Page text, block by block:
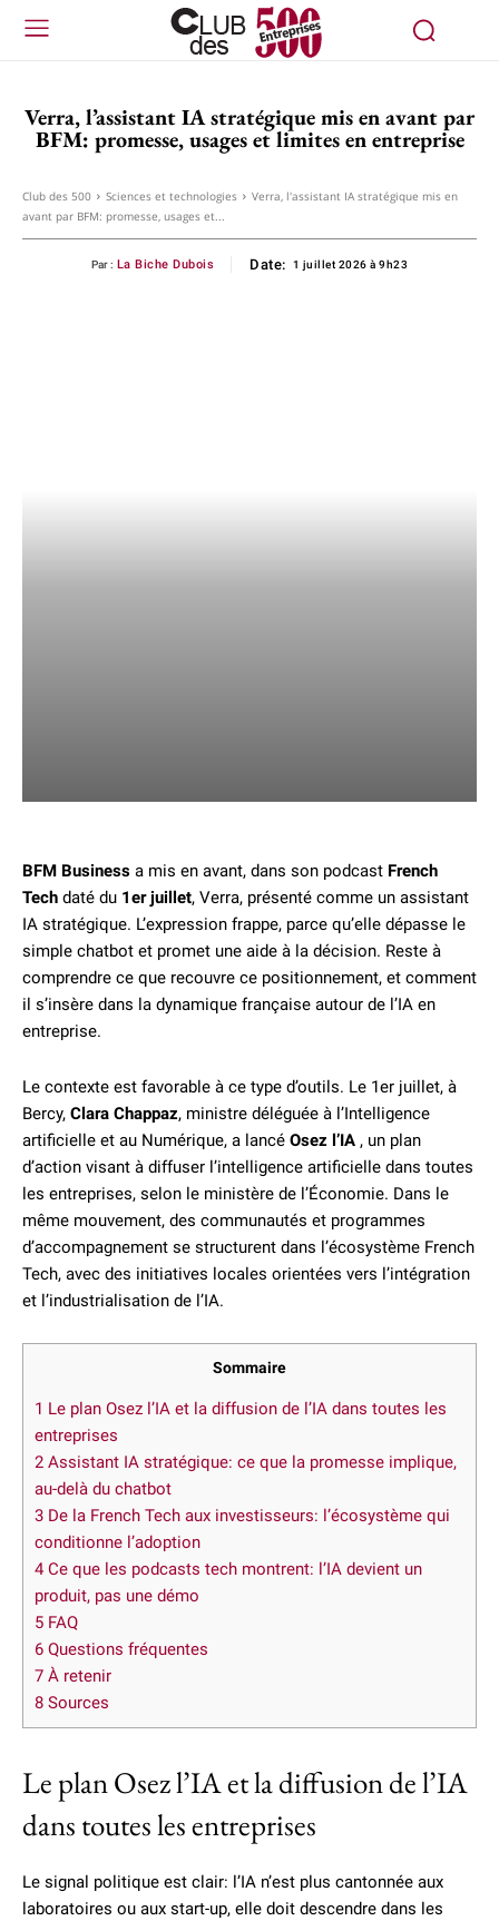
Verra, l’assistant IA stratégique mis en avant par
BFM: promesse, usages et limites en entreprise
Club des 500 Sciences et technologies
Verra, l'assistant IA stratégique mis en
avant par BFM: promesse, usages et...
Par : La Biche Dubois Date: 1 juillet 2026 à 9h23
BFM Business a mis en avant, dans son podcast French
Tech daté du 1er juillet, Verra, présenté comme un assistant
IA stratégique. L’expression frappe, parce qu’elle dépasse le
simple chatbot et promet une aide à la décision. Reste à
comprendre ce que recouvre ce positionnement, et comment
il s’insère dans la dynamique française autour de l’IA en
entreprise.
Le contexte est favorable à ce type d’outils. Le 1er juillet, à
Bercy, Clara Chappaz, ministre déléguée à l’Intelligence
artificielle et au Numérique, a lancé Osez l’IA , un plan
d’action visant à diffuser l’intelligence artificielle dans toutes
les entreprises, selon le ministère de l’Économie. Dans le
même mouvement, des communautés et programmes
d’accompagnement se structurent dans l’écosystème French
Tech, avec des initiatives locales orientées vers l’intégration
et l’industrialisation de l’IA.
Sommaire
1 Le plan Osez l’IA et la diffusion de l’IA dans toutes les
entreprises
2 Assistant IA stratégique: ce que la promesse implique,
au-delà du chatbot
3 De la French Tech aux investisseurs: l’écosystème qui
conditionne l’adoption
4 Ce que les podcasts tech montrent: l’IA devient un
produit, pas une démo
5 FAQ
6 Questions fréquentes
7 À retenir
8 Sources
Le plan Osez l’IA et la diffusion de l’IA
dans toutes les entreprises
Le signal politique est clair: l’IA n’est plus cantonnée aux
laboratoires ou aux start-up, elle doit descendre dans les